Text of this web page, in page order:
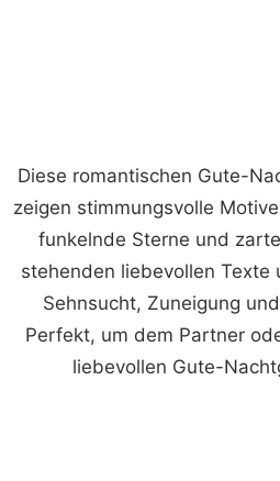
Diese romantischen Gute-
zeigen stimmungsvolle
funkelnde Sterne und
stehenden liebevollen Texte
Sehnsucht, Zuneigung
Perfekt, um dem Partner
liebevollen Gute-